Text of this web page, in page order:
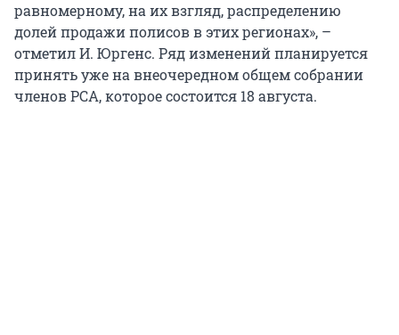
равномерному, на их взгляд, распределению
долей продажи полисов в этих регионах», –
отметил И. Юргенс. Ряд изменений планируется
принять уже на внеочередном общем собрании
членов РСА, которое состоится 18 августа.